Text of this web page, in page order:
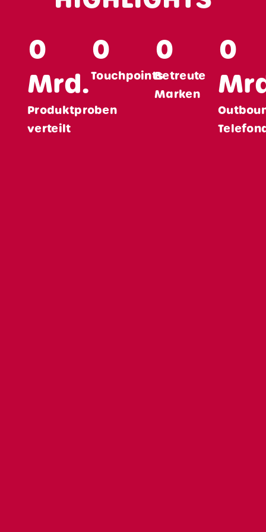
0
Mrd.
Produktproben
verteilt
0
Touchpoints
0
Betreute
Marken
0
Partner werden
Kontakt